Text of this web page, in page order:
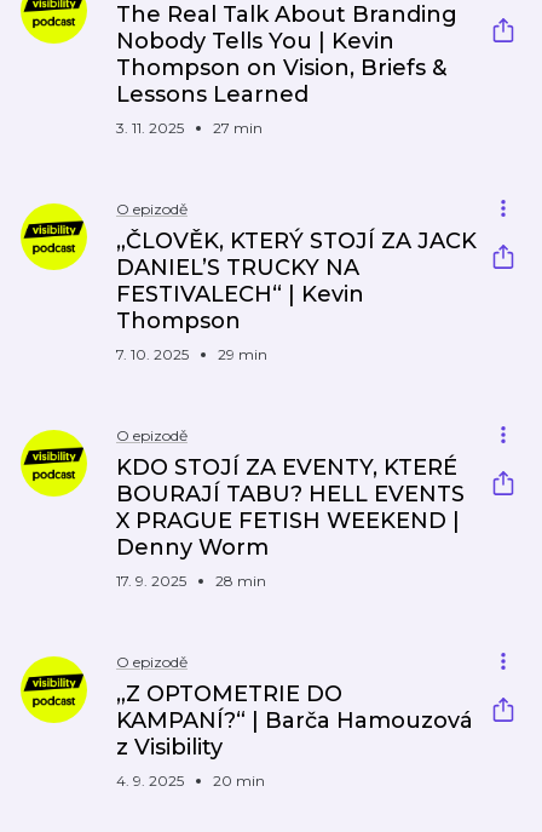
The Real Talk About Branding
Nobody Tells You | Kevin
Thompson on Vision, Briefs &
Lessons Learned
3. 11. 2025 27 min
O epizodě
„ČLOVĚK, KTERÝ STOJÍ ZA JACK
DANIEL’S TRUCKY NA
FESTIVALECH“ | Kevin
Thompson
7. 10. 2025 29 min
O epizodě
KDO STOJÍ ZA EVENTY, KTERÉ
BOURAJÍ TABU? HELL EVENTS
X PRAGUE FETISH WEEKEND |
Denny Worm
17. 9. 2025 28 min
O epizodě
„Z OPTOMETRIE DO
KAMPANÍ?“ | Barča Hamouzová
z Visibility
4. 9. 2025 20 min